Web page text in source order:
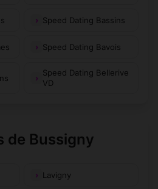
Speed Dating Bassins
Speed Dating Bavois
Speed Dating Bellerive
VD
de Bussigny
Lavigny